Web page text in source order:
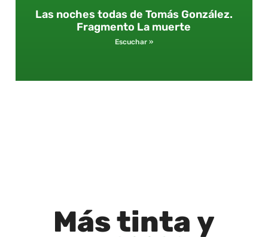
Las noches todas de Tomás González.
Fragmento La muerte
Escuchar »
Mástinta y